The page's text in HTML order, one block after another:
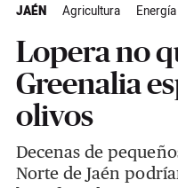
JAÉN Agricultura Energía
Lopera no
Greenalia
olivos
Decenas de
Norte de Jaén